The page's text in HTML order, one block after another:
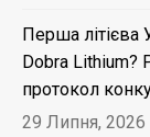
Перша
Dobra Lithium?
протокол
29 Липня, 2026